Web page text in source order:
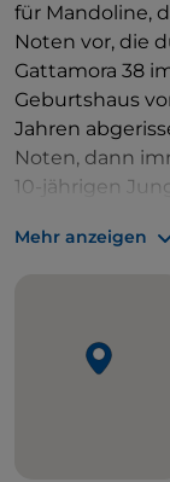
für Mandoline,
Noten vor, die
Gattamora 38
Geburtshaus
Jahren
Noten, dann
10-jährigen
San Filippo
hatten, wo zum
elfjähriger
Stücke spielte,
anlässlich des
Mehr anzeigen